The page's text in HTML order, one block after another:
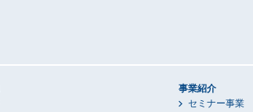
事業紹介
セミナー事業